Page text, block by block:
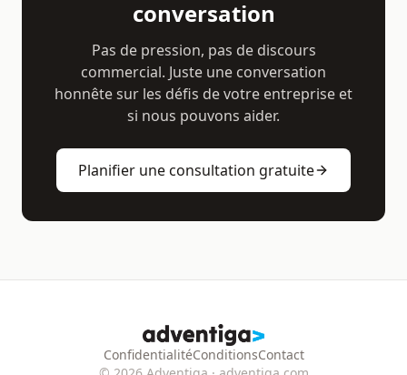
conversation
Pas de pression, pas de discours
commercial. Juste une conversation
honnête sur les défis de votre entreprise et
si nous pouvons aider.
Planifier une consultation gratuite
ConfidentialitéConditionsContact